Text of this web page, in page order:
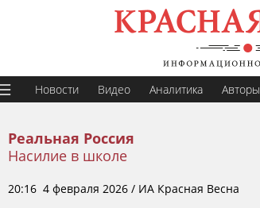
Новости Видео Аналитика Авторы
Реальная Россия
Насилие в школе
20:16 4 февраля 2026 / ИА Красная Весна